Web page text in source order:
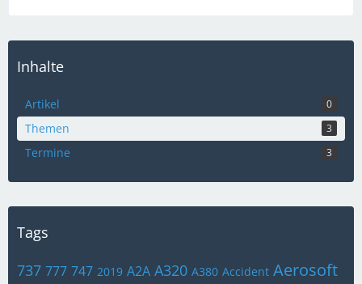
Inhalte
Artikel 0
Themen 3
Termine 3
Tags
737 777 747 2019 A2A A320 A380 Accident Aerosoft